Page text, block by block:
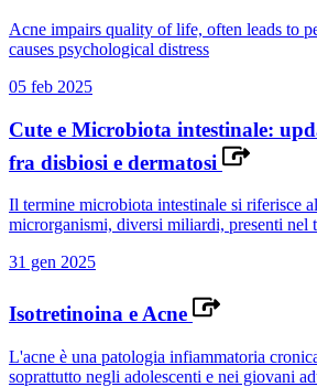
Acne impairs quality of life, often leads to
causes psychological distress
05 feb 2025
Cute e Microbiota intestinale:
fra disbiosi e dermatosi
Il termine microbiota intestinale si riferisce
microrganismi, diversi miliardi, presenti nel
31 gen 2025
Isotretinoina e Acne
L'acne è una patologia infiammatoria
soprattutto negli adolescenti e nei giovani